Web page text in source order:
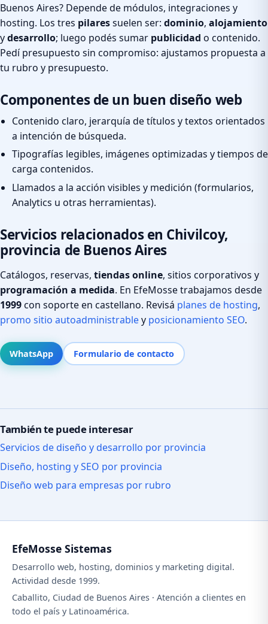
Buenos Aires? Depende de módulos, integraciones y
hosting. Los tres pilaressuelen ser: dominio, alojamiento
ydesarrollo; luego podés sumar publicidad o contenido.
Pedí presupuesto sin compromiso: ajustamos propuesta a
tu rubro y presupuesto.
Componentes de un buen diseño web
Contenido claro, jerarquía de títulos y textos orientados
a intención de búsqueda.
Tipografías legibles, imágenes optimizadas y tiempos de
carga contenidos.
Llamados a la acción visibles y medición (formularios,
Analytics u otras herramientas).
Servicios relacionados en Chivilcoy,
provincia de Buenos Aires
Catálogos, reservas, tiendas online, sitios corporativos y
programación a medida. En EfeMosse trabajamos desde
1999con soporte en castellano. Revisá planes de hosting,
promo sitio autoadministrabley posicionamiento SEO.
WhatsApp Formulario de contacto
También te puede interesar
Servicios de diseño y desarrollo por provincia
Diseño, hosting y SEO por provincia
Diseño web para empresas por rubro
EfeMosse Sistemas
Desarrollo web, hosting, dominios y marketing digital.
Actividad desde 1999.
Caballito, Ciudad de Buenos Aires · Atención a clientes en
todo el país y Latinoamérica.